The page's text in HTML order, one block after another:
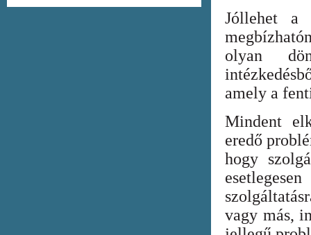
Jóllehet a
olyan
amely a
Mindent
eredő
hogy
vagy más,